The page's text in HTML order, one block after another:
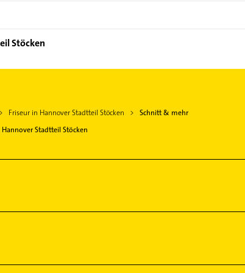
Stöcken
Friseur in Hannover Stadtteil Stöcken
Schnitt & mehr
Hannover Stadtteil Stöcken